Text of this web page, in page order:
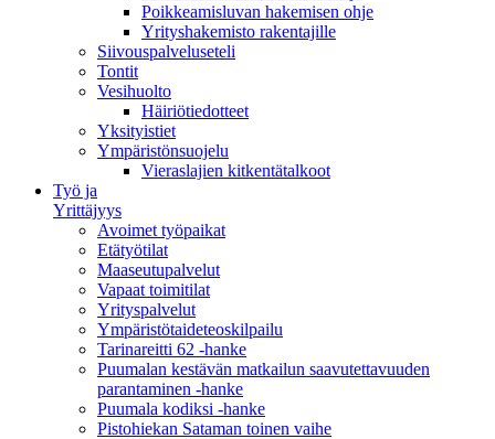
Poikkeamisluvan hakemisen ohje
Yrityshakemisto rakentajille
Siivouspalveluseteli
Tontit
Vesihuolto
Häiriötiedotteet
Yksityistiet
Ympäristönsuojelu
Vieraslajien kitkentätalkoot
Työ ja
Yrittäjyys
Avoimet työpaikat
Etätyötilat
Maaseutupalvelut
Vapaat toimitilat
Yrityspalvelut
Ympäristötaideteoskilpailu
Tarinareitti 62 -hanke
Puumalan kestävän matkailun saavutettavuuden
parantaminen -hanke
Puumala kodiksi -hanke
Pistohiekan Sataman toinen vaihe